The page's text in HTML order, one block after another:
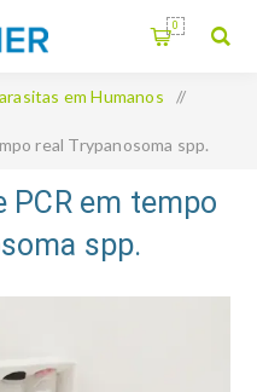
0
em Humanos /
real Trypanosoma spp.
PCR em tempo
spp.